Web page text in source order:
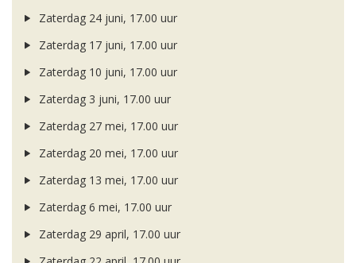
Zaterdag 24 juni, 17.00 uur
Zaterdag 17 juni, 17.00 uur
Zaterdag 10 juni, 17.00 uur
Zaterdag 3 juni, 17.00 uur
Zaterdag 27 mei, 17.00 uur
Zaterdag 20 mei, 17.00 uur
Zaterdag 13 mei, 17.00 uur
Zaterdag 6 mei, 17.00 uur
Zaterdag 29 april, 17.00 uur